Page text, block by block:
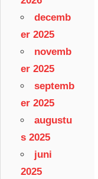
decemb
er 2025
novemb
er 2025
septemb
er 2025
augustu
s 2025
juni
2025